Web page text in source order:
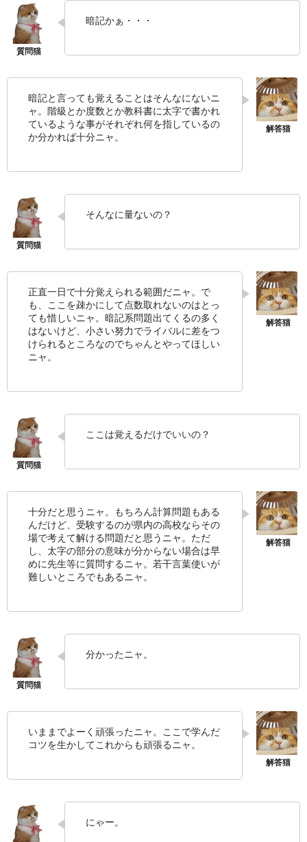
暗記かぁ・・・
暗記と言っても覚えることはそんなにないニ
ャ。階級とか度数とか教科書に太字で書かれ
ているような事がそれぞれ何を指しているの
か分かれば十分ニャ。
そんなに量ないの？
正直一日で十分覚えられる範囲だニャ。で
も、ここを疎かにして点数取れないのはとっ
ても惜しいニャ。暗記系問題出てくるの多く
はないけど、小さい努力でライバルに差をつ
けられるところなのでちゃんとやってほしい
ニャ。
ここは覚えるだけでいいの？
十分だと思うニャ。もちろん計算問題もある
んだけど、受験するのが県内の高校ならその
場で考えて解ける問題だと思うニャ。ただ
し、太字の部分の意味が分からない場合は早
めに先生等に質問するニャ。若干言葉使いが
難しいところでもあるニャ。
分かったニャ。
いままでよーく頑張ったニャ。ここで学んだ
コツを生かしてこれからも頑張るニャ。
にゃー。